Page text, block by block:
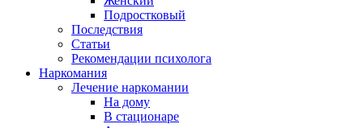
Подростковый
Последствия
Статьи
Рекомендации психолога
Наркомания
Лечение наркомании
На дому
В стационаре